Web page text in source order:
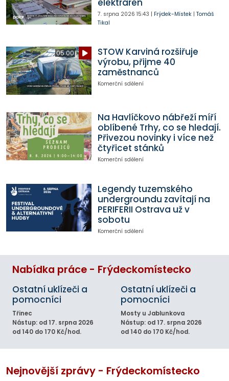
elektráren
7. srpna 2026 15:43 | Frýdek-Místek| Tomáš
Tikal
05:00
STOW Karviná rozšiřuje
výrobu, přijme 40
zaměstnanců
Komerční sdělení
Na Havlíčkovo nábřeží míří
oblíbené Trhy, co se hledají.
Přivezou novinky i více než
čtyřicet stánků
Komerční sdělení
Legendy tuzemského
undergroundu zavítají na
PERIFERII Ostrava už v
sobotu
Komerční sdělení
Nabídka práce - Frýdeckomístecko
Ostatní uklízeči a
pomocníci
Třinec
Nástup: od 17. srpna 2026
od 140 do 170 Kč/hod.
Ostatní uklízeči a
pomocníci
Mosty u Jablunkova
Nástup: od 17. srpna 2026
od 140 do 170 Kč/hod.
Nejnovější zprávy - Frýdeckomístecko